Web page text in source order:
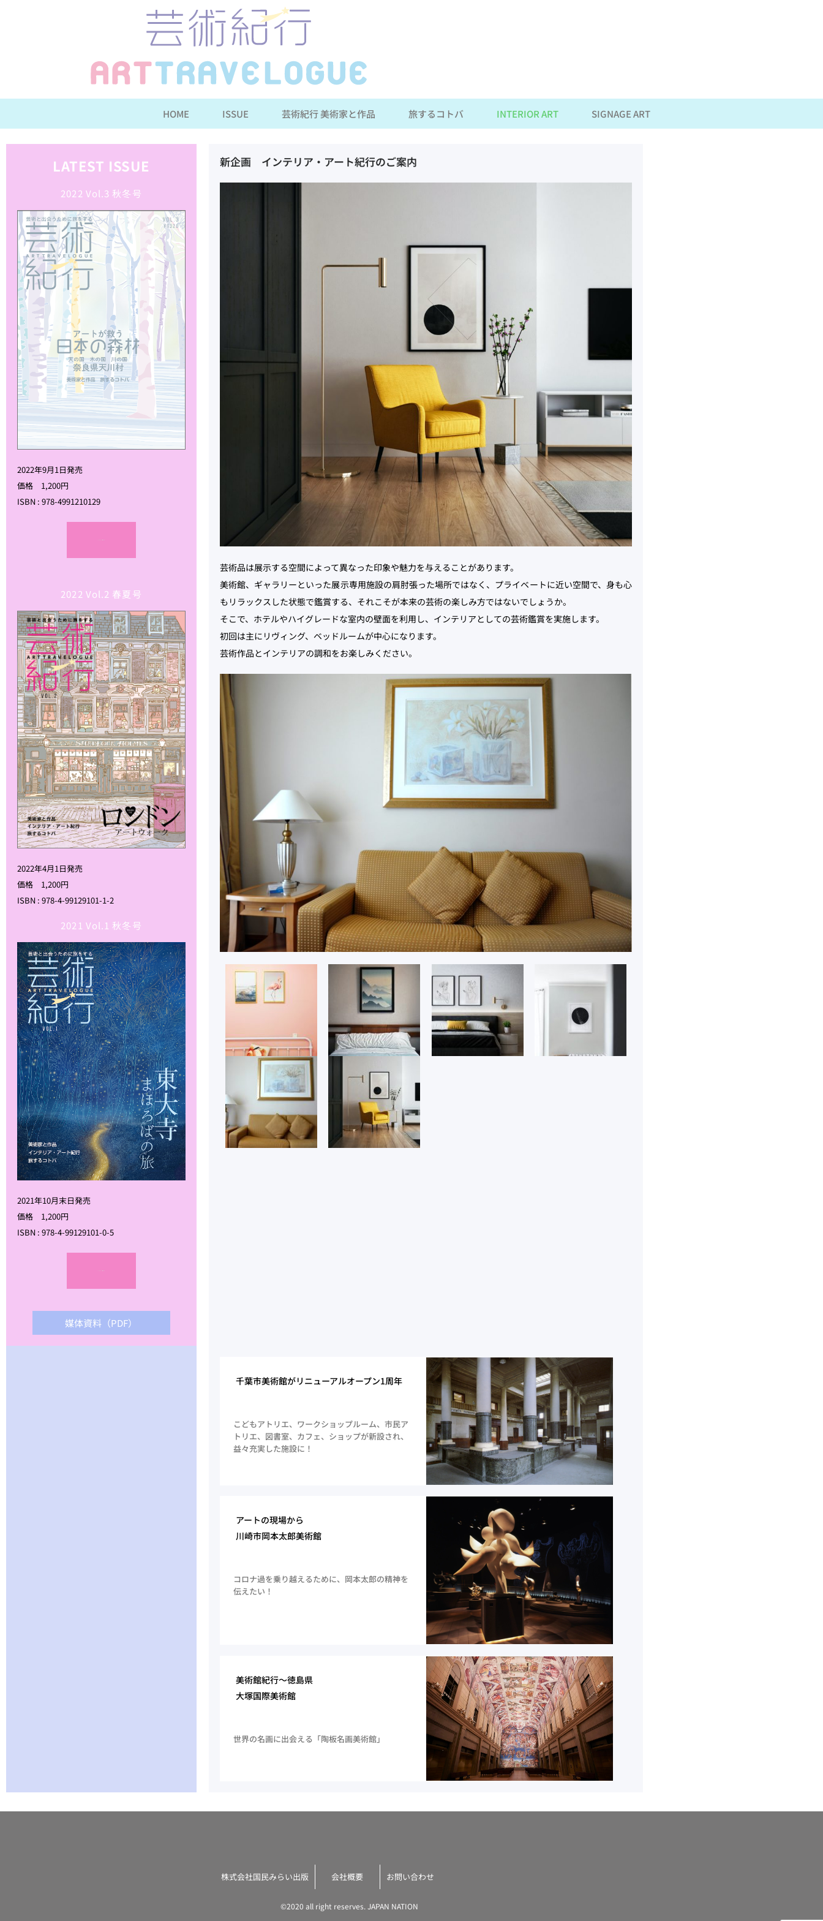
HOME ISSUE 芸術紀行 美術家と作品 旅するコトバ INTERIOR ART SIGNAGE ART
LATEST ISSUE
2022 Vol.3 秋冬号
2022年9月1日発売
価格 1,200円
ISBN : 978-4991210129
2022 Vol.2 春夏号
2022年4月1日発売
価格 1,200円
ISBN : 978-4-99129101-1-2
2021 Vol.1 秋冬号
2021年10月末日発売
価格 1,200円
ISBN : 978-4-99129101-0-5
媒体資料（PDF）
新企画 インテリア・アート紀行のご案内
芸術品は展示する空間によって異なった印象や魅力を与えることがあります。
美術館、ギャラリーといった展示専用施設の肩肘張った場所ではなく、プライベートに近い空間で、身も心
もリラックスした状態で鑑賞する、それこそが本来の芸術の楽しみ方ではないでしょうか。
そこで、ホテルやハイグレードな室内の壁面を利用し、インテリアとしての芸術鑑賞を実施します。
初回は主にリヴィング、ベッドルームが中心になります。
芸術作品とインテリアの調和をお楽しみください。
千葉市美術館がリニューアルオープン1周年
こどもアトリエ、ワークショップルーム、市民ア
トリエ、図書室、カフェ、ショップが新設され、
益々充実した施設に！
アートの現場から
川崎市岡本太郎美術館
コロナ過を乗り越えるために、岡本太郎の精神を
伝えたい！
美術館紀行〜徳島県
大塚国際美術館
世界の名画に出会える「陶板名画美術館」
株式会社国民みらい出版 会社概要 お問い合わせ
©2020 all right reserves. JAPAN NATION